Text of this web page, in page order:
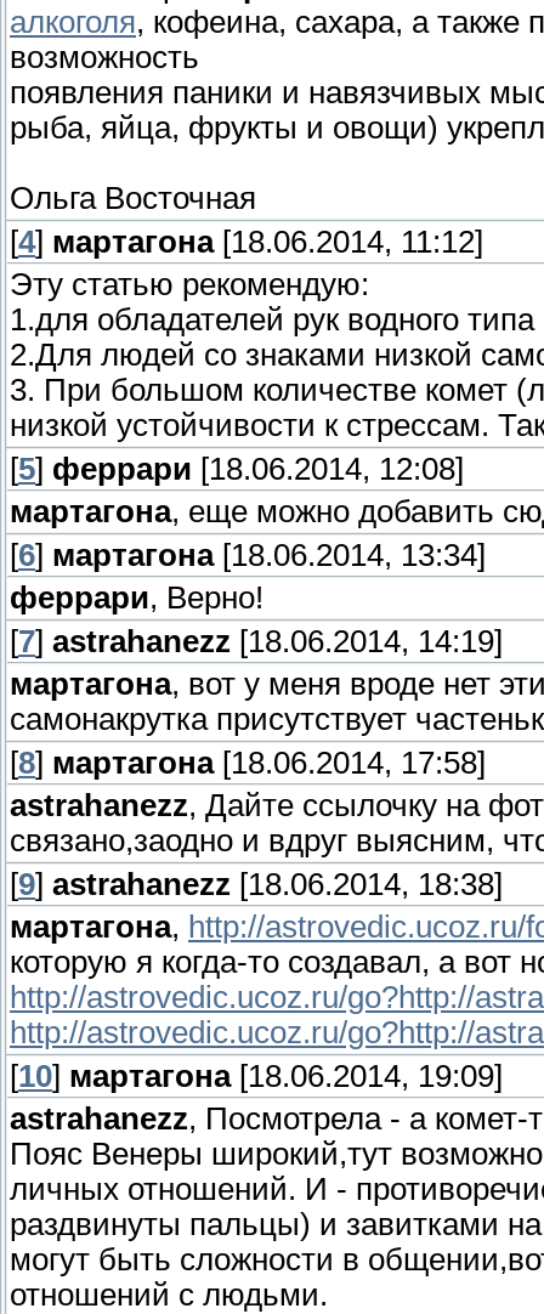
алкоголя, кофеина, сахара, а также
возможность
появления паники и навязчивых
рыба, яйца, фрукты и овощи)
Ольга Восточная
[4] мартагона[18.06.2014, 11:12]
Эту статью рекомендую:
1.для обладателей рук водного
2.Для людей со знаками низкой
3. При большом количестве комет
низкой устойчивости к стрессам.
[5] феррари [18.06.2014, 12:08]
мартагона, еще можно добавить
[6] мартагона[18.06.2014, 13:34]
феррари, Верно!
[7] astrahanezz [18.06.2014, 14:19]
мартагона, вот у меня вроде нет
самонакрутка присутствует
[8] мартагона[18.06.2014, 17:58]
astrahanezz, Дайте ссылочку на
связано,заодно и вдруг выясним,
[9] astrahanezz [18.06.2014, 18:38]
мартагона, http://astrovedic.ucoz.ru/
которую я когда-то создавал, а вот
http://astrovedic.ucoz.ru/go?http://
http://astrovedic.ucoz.ru/go?http://
[10] мартагона[18.06.2014, 19:09]
astrahanezz, Посмотрела - а комет-
Пояс Венеры широкий,тут
личных отношений. И -
раздвинуты пальцы) и завитками
могут быть сложности в
отношений с людьми.